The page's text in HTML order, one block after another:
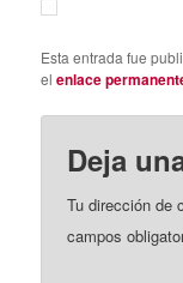
Esta entrada fue
elenlace
Deja
Tu dirección de
campos